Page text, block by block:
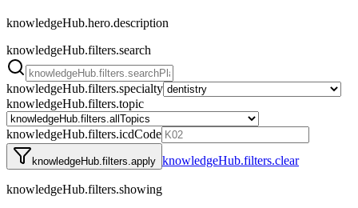
knowledgeHub.hero.description
knowledgeHub.filters.search
knowledgeHub.filters.specialty
knowledgeHub.filters.topic
knowledgeHub.filters.icdCode
knowledgeHub.filters.apply knowledgeHub.filters.clear
knowledgeHub.filters.showing